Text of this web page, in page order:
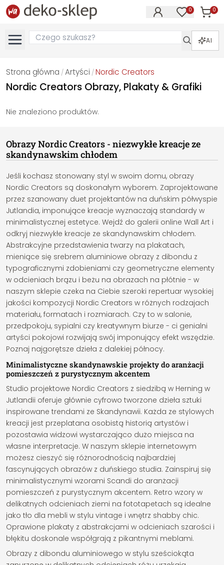
0 0
AI
Strona główna /Artyści /Nordic Creators
Nordic Creators Obrazy, Plakaty & Grafiki
Nie znaleziono produktów.
Obrazy Nordic Creators - niezwykłe kreacje ze
skandynawskim chłodem
Jeśli kochasz stonowany styl w swoim domu, obrazy
Nordic Creators są doskonałym wyborem. Zaprojektowane
przez szanowany duet projektantów na duńskim półwyspie
Jutlandia, imponujące kreacje wyznaczają standardy w
minimalistycznej estetyce. Wejdź do galerii online Wall Art i
odkryj niezwykłe kreacje ze skandynawskim chłodem.
Abstrakcyjne przedstawienia twarzy na plakatach,
mieniące się srebrem aluminiowe obrazy z dibondu z
typograficznymi zdobieniami czy geometryczne elementy
w odcieniach brązu i beżu na obrazach na płótnie - w
naszym sklepie czeka na Ciebie szeroki repertuar wysokiej
jakości kompozycji Nordic Creators w różnych rodzajach
materiału, formatach i rozmiarach. Czy to w salonie,
przedpokoju, sypialni czy kreatywnym biurze - ci genialni
artyści pokojowi rozwijają swój imponujący efekt wszędzie.
Poznaj najgorętsze dzieła z dalekiej północy.
Minimalistyczne skandynawskie projekty do aranżacji
pomieszczeń z purystycznym akcentem
Studio projektowe Nordic Creators z siedzibą w Herning w
Jutlandii oferuje głównie cyfrowo tworzone dzieła sztuki
inspirowane trendami ze Skandynawii. Każda ze stylowych
kreacji jest przeplatana osobistą historią artystów i
pozostawia widzowi wystarczająco dużo miejsca na
własne interpretacje. W naszym sklepie internetowym
możesz cieszyć się różnorodnością najbardziej
fascynujących obrazów z duńskiego studia. Zainspiruj się
minimalistycznymi wzorami Scandi do aranżacji
pomieszczeń z purystycznym akcentem. Retro wzory w
delikatnych odcieniach ziemi na fototapetach są idealne
jako tło dla mebli w stylu vintage i wnętrz shabby chic.
Oprawione plakaty z abstrakcjami w odcieniach szarości i
błękitu doskonale współgrają z pikantnymi meblami.
Obrazy z dibondu aluminiowego w stylu sześciokąta